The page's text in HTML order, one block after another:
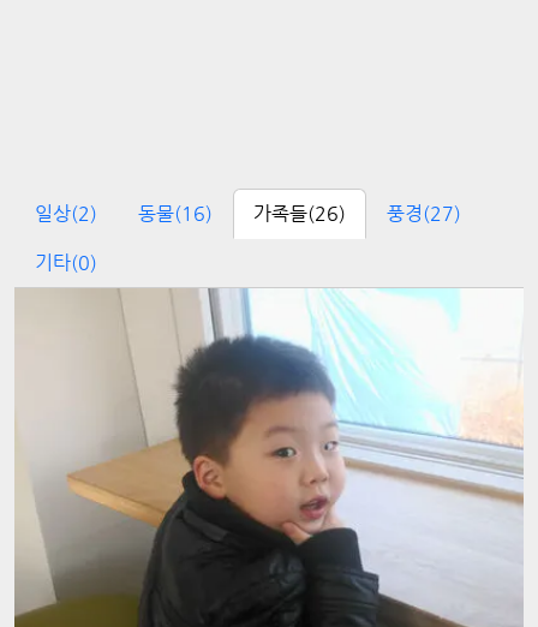
일상(2) 동물(16) 가족들(26) 풍경(27)
기타(0)